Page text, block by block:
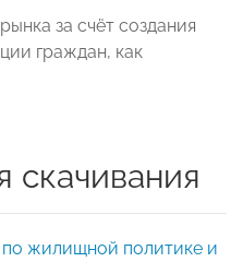
за счёт создания
граждан, как
скачивания
по жилищной политике и